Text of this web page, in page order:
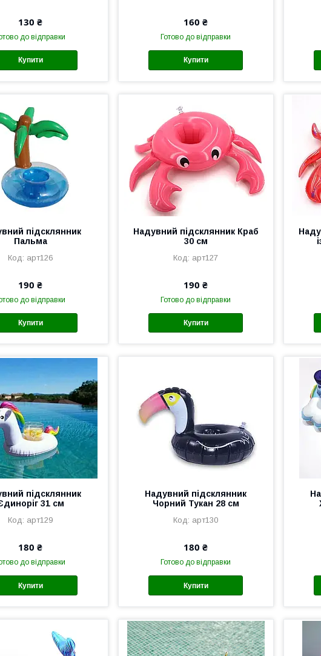
130 ₴
до відправки
Купити
160 ₴
Готово до відправки
Купити
підсклянник
Пальма
арт126
190 ₴
до відправки
Купити
Надувний підсклянник Краб
30 см
арт127
190 ₴
Готово до відправки
Купити
підсклянник
31 см
арт129
180 ₴
до відправки
Купити
Надувний підсклянник
Чорний Тукан 28 см
арт130
180 ₴
Готово до відправки
Купити